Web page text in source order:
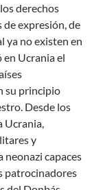
derechos
expresión, de
ya no existen en
en Ucrania el
su principio
. Desde los
Ucrania,
y
neonazi capaces
patrocinadores